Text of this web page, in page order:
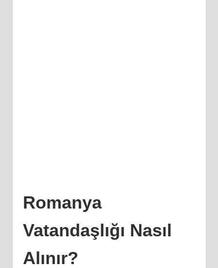
Romanya
Vatandaşlığı Nasıl
Alınır?